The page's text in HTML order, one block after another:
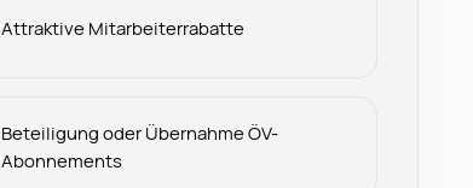
Attraktive Mitarbeiterrabatte
Beteiligung oder Übernahme ÖV-
Abonnements